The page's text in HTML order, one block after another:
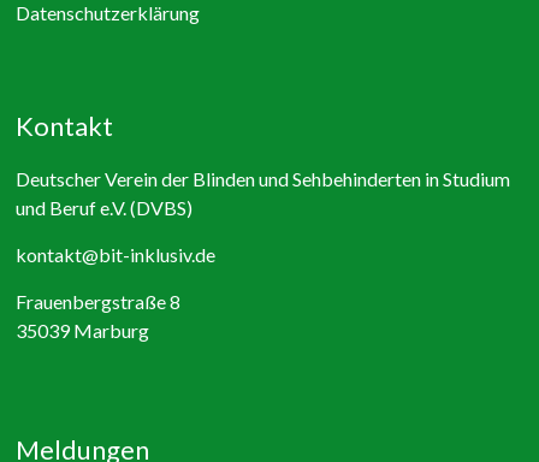
Datenschutzerklärung
Kontakt
Deutscher Verein der Blinden und Sehbehinderten in Studium
und Beruf e.V. (DVBS)
kontakt@bit-inklusiv.de
Frauenbergstraße 8
35039 Marburg
Meldungen